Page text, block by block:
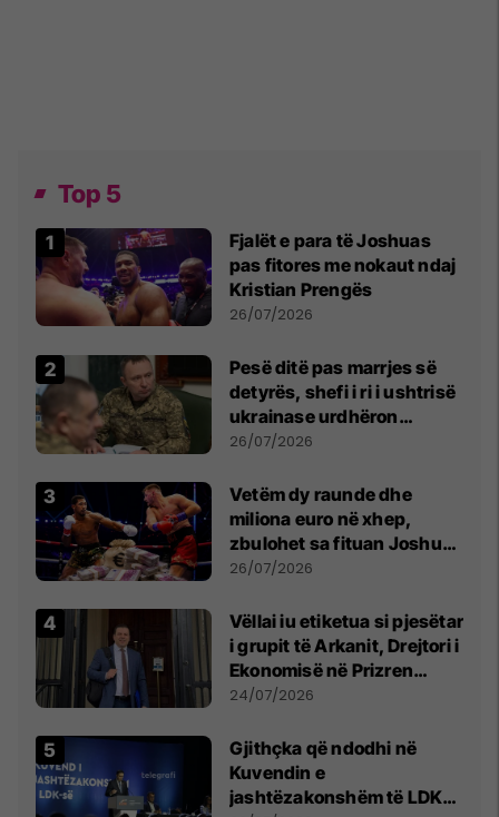
Top 5
Fjalët e para të Joshuas
pas fitores me nokaut ndaj
Kristian Prengës
26/07/2026
Pesë ditë pas marrjes së
detyrës, shefi i ri i ushtrisë
ukrainase urdhëron
kontroll të madh
26/07/2026
Vetëm dy raunde dhe
miliona euro në xhep,
zbulohet sa fituan Joshua
e Prenga
26/07/2026
Vëllai iu etiketua si pjesëtar
i grupit të Arkanit, Drejtori i
Ekonomisë në Prizren
mohon pretendimet
24/07/2026
Gjithçka që ndodhi në
Kuvendin e
jashtëzakonshëm të LDK-